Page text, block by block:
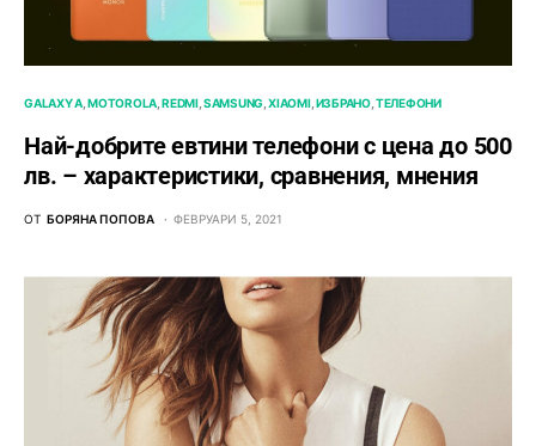
GALAXY A MOTOROLA REDMI SAMSUNG XIAOMI ИЗБРАНО ТЕЛЕФОНИ
Най-добрите евтини телефони с ценa до 500
лв. – характeристики, сравнения, мнения
ОТ БОРЯНА ПОПОВА ФЕВРУАРИ 5, 2021